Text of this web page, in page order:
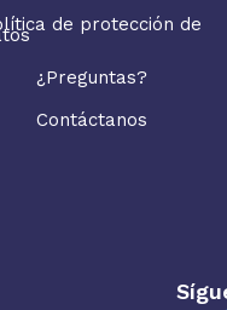
de protección de
¿Preguntas?
Contáctanos